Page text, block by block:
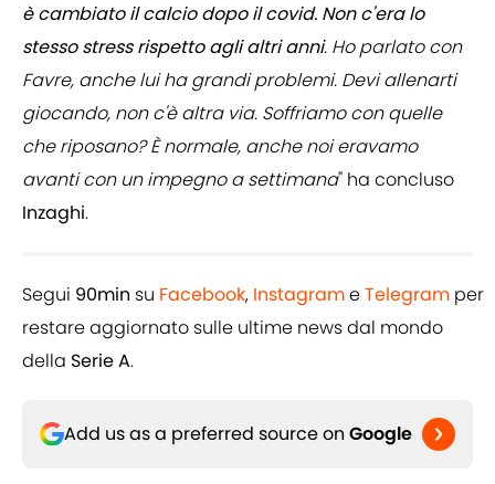
è cambiato il calcio dopo il covid. Non c'era lo
stesso stress rispetto agli altri anni. Ho parlato con
Favre, anche lui ha grandi problemi. Devi allenarti
giocando, non c'è altra via. Soffriamo con quelle
che riposano? È normale, anche noi eravamo
avanti con un impegno a settimana" ha concluso
Inzaghi.
Segui 90min su Facebook, InstagrameTelegram per
restare aggiornato sulle ultime news dal mondo
della Serie A.
Add us as a preferred source on Google